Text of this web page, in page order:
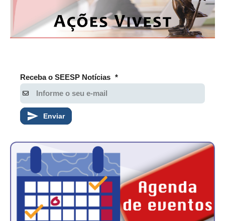
Receba o SEESP Notícias *
Enviar